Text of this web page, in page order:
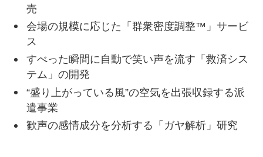
売
会場の規模に応じた「群衆密度調整™」サービ
ス
すべった瞬間に自動で笑い声を流す「救済シス
テム」の開発
“盛り上がっている風”の空気を出張収録する派
遣事業
歓声の感情成分を分析する「ガヤ解析」研究